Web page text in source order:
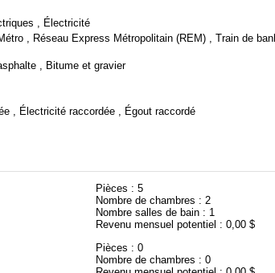
, Électricité
, Réseau Express Métropolitain (REM) , Train de
, Bitume et gravier
, Électricité raccordée , Égout raccordé
Pièces : 5
Nombre de chambres : 2
Nombre salles de bain : 1
Revenu mensuel potentiel : 0,00 $
Pièces : 0
Nombre de chambres : 0